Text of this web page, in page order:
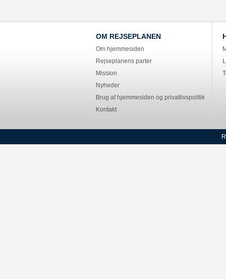
OM REJSEPLANEN
Om hjemmesiden
Rejseplanens parter
Mission
Nyheder
Brug af hjemmesiden og privatlivspolitik
Kontakt